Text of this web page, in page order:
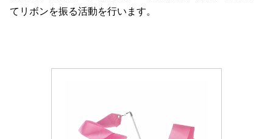
てリボンを振る活動を行います。